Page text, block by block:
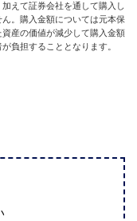
えて証券会社を通して購入し
。購入金額については元本保
産の価値が減少して購入金額
負担することとなります。